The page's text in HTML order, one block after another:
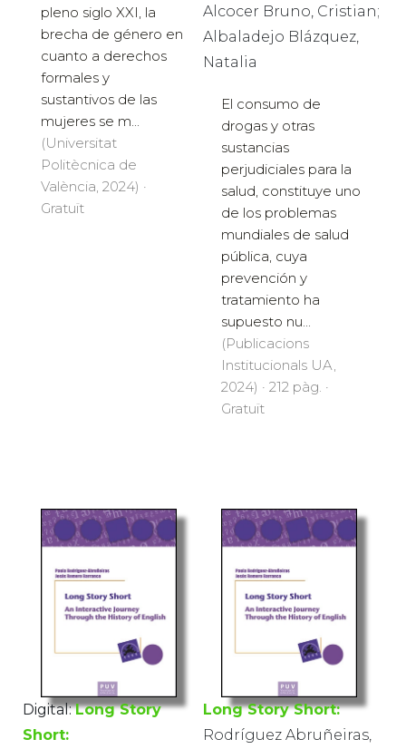
pleno siglo XXI, la
brecha de género en
cuanto a derechos
formales y
sustantivos de las
mujeres se m...
(Universitat
Politècnica de
València, 2024) ·
Gratuït
Alcocer Bruno, Cristian;
Albaladejo Blázquez,
Natalia
El consumo de
drogas y otras
sustancias
perjudiciales para la
salud, constituye uno
de los problemas
mundiales de salud
pública, cuya
prevención y
tratamiento ha
supuesto nu...
(Publicacions
Institucionals UA,
2024) · 212 pàg. ·
Gratuït
Digital: Long Story
Short:
Long Story Short:
Rodríguez Abruñeiras,